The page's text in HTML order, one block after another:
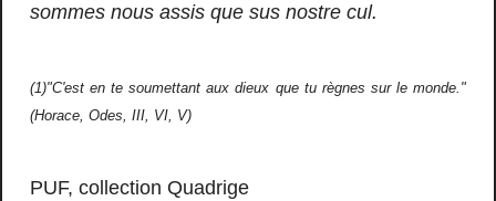
sommes nous assis que sus nostre cul.
(1)"C'est en te soumettant aux dieux que tu règnes sur le monde."
(Horace, Odes, III, VI, V)
PUF, collection Quadrige